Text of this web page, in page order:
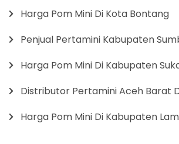
Harga Pom Mini Di Kota Bontang
Penjual Pertamini Kabupaten
Harga Pom Mini Di Kabupaten
Distributor Pertamini Aceh Barat
Harga Pom Mini Di Kabupaten